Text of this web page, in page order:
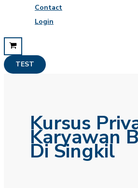
Contact
Login
TEST
Kursus
Karyawan
Di Singkil